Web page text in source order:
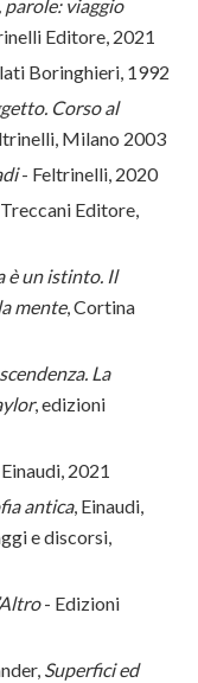
parole: viaggio
Editore, 2021
Boringhieri, 1992
Corso al
Milano 2003
- Feltrinelli, 2020
Editore,
è un istinto. Il
mente, Cortina
La
, edizioni
Einaudi, 2021
antica, Einaudi,
e discorsi,
- Edizioni
Superfici ed